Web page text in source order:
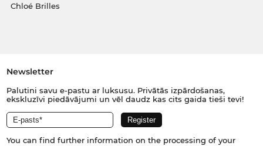
Chloé Brilles
Newsletter
Palutini savu e-pastu ar luksusu. Privātās izpārdošanas,
ekskluzīvi piedāvājumi un vēl daudz kas cits gaida tieši tevi!
You can find further information on the processing of your